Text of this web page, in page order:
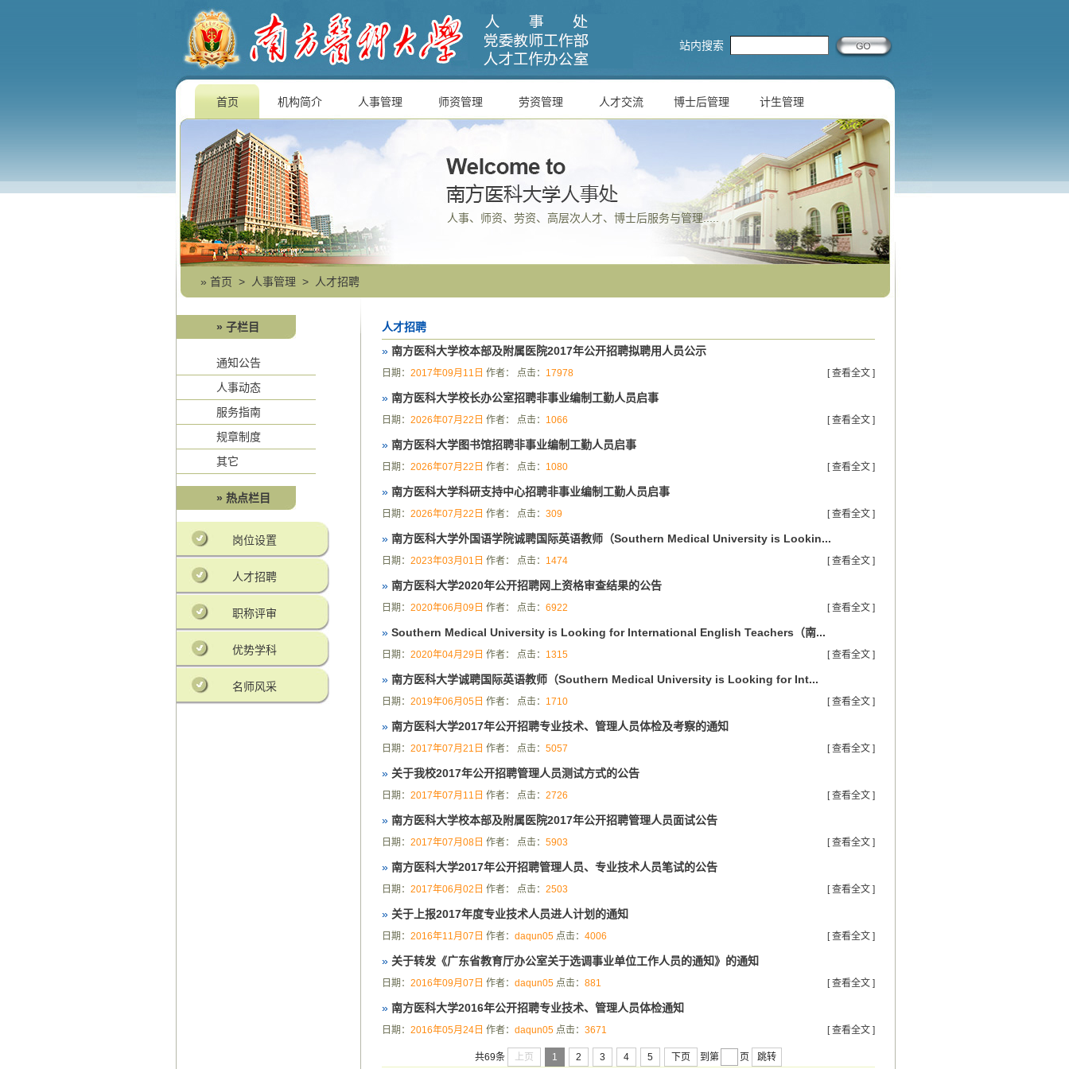
站内搜索
首页 机构简介 人事管理 师资管理 劳资管理 人才交流 博士后管理 计生管理
人事、师资、劳资、高层次人才、博士后服务与管理.....
» 首页 > 人事管理 > 人才招聘
» 子栏目
通知公告
人事动态
服务指南
规章制度
其它
» 热点栏目
岗位设置
人才招聘
职称评审
优势学科
名师风采
人才招聘
» 南方医科大学校本部及附属医院2017年公开招聘拟聘用人员公示
[ 查看全文 ]
日期： 2017年09月11日 作者： 点击： 17978
» 南方医科大学校长办公室招聘非事业编制工勤人员启事
[ 查看全文 ]
日期： 2026年07月22日 作者： 点击： 1066
» 南方医科大学图书馆招聘非事业编制工勤人员启事
[ 查看全文 ]
日期： 2026年07月22日 作者： 点击： 1080
» 南方医科大学科研支持中心招聘非事业编制工勤人员启事
[ 查看全文 ]
日期： 2026年07月22日 作者： 点击： 309
» 南方医科大学外国语学院诚聘国际英语教师（Southern Medical University is Lookin...
[ 查看全文 ]
日期： 2023年03月01日 作者： 点击： 1474
» 南方医科大学2020年公开招聘网上资格审查结果的公告
[ 查看全文 ]
日期： 2020年06月09日 作者： 点击： 6922
» Southern Medical University is Looking for International English Teachers（南...
[ 查看全文 ]
日期： 2020年04月29日 作者： 点击： 1315
» 南方医科大学诚聘国际英语教师（Southern Medical University is Looking for Int...
[ 查看全文 ]
日期： 2019年06月05日 作者： 点击： 1710
» 南方医科大学2017年公开招聘专业技术、管理人员体检及考察的通知
[ 查看全文 ]
日期： 2017年07月21日 作者： 点击： 5057
» 关于我校2017年公开招聘管理人员测试方式的公告
[ 查看全文 ]
日期： 2017年07月11日 作者： 点击： 2726
» 南方医科大学校本部及附属医院2017年公开招聘管理人员面试公告
[ 查看全文 ]
日期： 2017年07月08日 作者： 点击： 5903
» 南方医科大学2017年公开招聘管理人员、专业技术人员笔试的公告
[ 查看全文 ]
日期： 2017年06月02日 作者： 点击： 2503
» 关于上报2017年度专业技术人员进人计划的通知
[ 查看全文 ]
日期： 2016年11月07日 作者： daqun05 点击： 4006
» 关于转发《广东省教育厅办公室关于选调事业单位工作人员的通知》的通知
[ 查看全文 ]
日期： 2016年09月07日 作者： daqun05 点击： 881
» 南方医科大学2016年公开招聘专业技术、管理人员体检通知
[ 查看全文 ]
日期： 2016年05月24日 作者： daqun05 点击： 3671
共69条 上页 1 2 3 4 5 下页 到第 页 跳转